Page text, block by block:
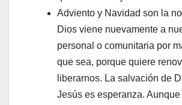
Adviento y Navidad son la
Dios viene nuevamente a
personal o comunitaria por
que sea, porque quiere
liberarnos. La salvación de
Jesús es esperanza. Aunque